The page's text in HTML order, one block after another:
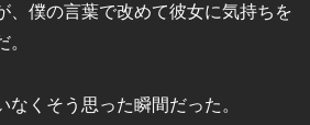
、僕の言葉で改めて彼女に気持ちを
くそう思った瞬間だった。